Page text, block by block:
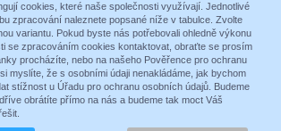
2026 ALARM ABSOLON, spol. s.r.o.
Sun-shop
cookies, které naše společnosti využívají. Jednotlivé
zpracování naleznete popsané níže v tabulce. Zvolte
variantu. Pokud byste nás potřebovali ohledně výkonu
se zpracováním cookies kontaktovat, obraťte se prosím
procházíte, nebo na našeho Pověřence pro ochranu
myslíte, že s osobními údaji nenakládáme, jak bychom
stížnost u Úřadu pro ochranu osobních údajů. Budeme
obrátíte přímo na nás a budeme tak moct Váš